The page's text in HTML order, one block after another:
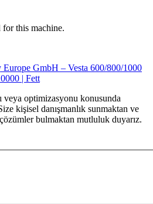
this machine.
GmbH – Vesta 600/800/1000
| Fett
veya optimizasyonu konusunda
kişisel danışmanlık sunmaktan ve
bulmaktan mutluluk duyarız.